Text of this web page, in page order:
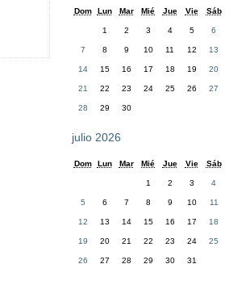
Dom Lun Mar Mié Jue Vie Sáb
1 2 3 4 5 6
7 8 9 10 11 12 13
14 15 16 17 18 19 20
21 22 23 24 25 26 27
28 29 30
julio 2026
Dom Lun Mar Mié Jue Vie Sáb
1 2 3 4
5 6 7 8 9 10 11
12 13 14 15 16 17 18
19 20 21 22 23 24 25
26 27 28 29 30 31